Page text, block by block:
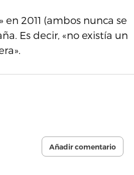
2011 (ambos nunca se
Es decir, «no existía un
Añadir comentario